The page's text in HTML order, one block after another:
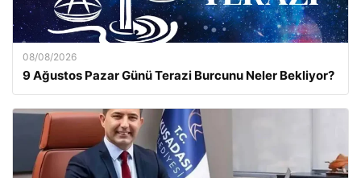
08/08/2026
9 Ağustos Pazar Günü Terazi Burcunu Neler Bekliyor?